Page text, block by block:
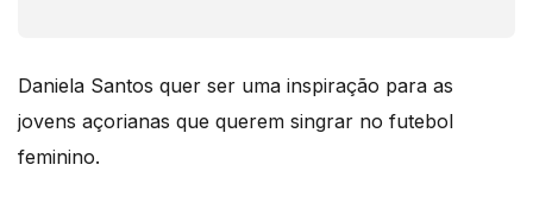
Daniela Santos quer ser uma inspiração para as
jovens açorianas que querem singrar no futebol
feminino.